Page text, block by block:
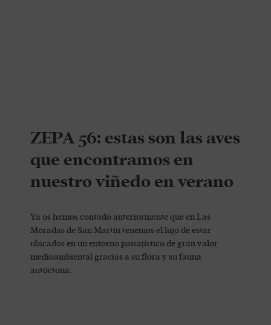
ZEPA 56: estas son las aves
que encontramos en
nuestro viñedo en verano
Ya os hemos contado anteriormente que en Las
Moradas de San Martín tenemos el lujo de estar
ubicados en un entorno paisajístico de gran valor
medioambiental gracias a su flora y su fauna
autóctona.